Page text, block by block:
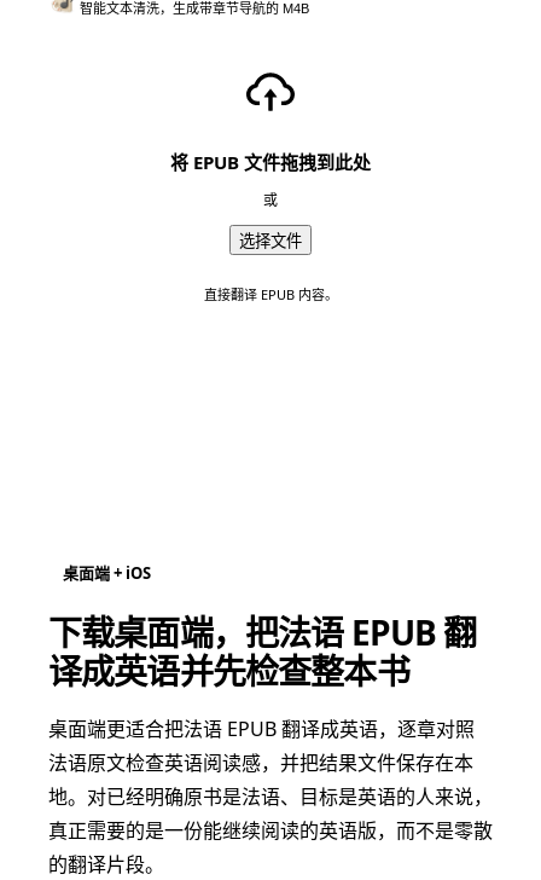
智能文本清洗，生成带章节导航的 M4B
将 EPUB 文件拖拽到此处
或
选择文件
直接翻译 EPUB 内容。
桌面端 + iOS
下载桌面端，把法语 EPUB 翻
译成英语并先检查整本书
桌面端更适合把法语 EPUB 翻译成英语，逐章对照
法语原文检查英语阅读感，并把结果文件保存在本
地。对已经明确原书是法语、目标是英语的人来说，
真正需要的是一份能继续阅读的英语版，而不是零散
的翻译片段。